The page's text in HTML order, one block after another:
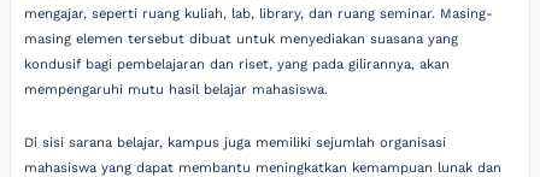
mengajar, seperti ruang kuliah, lab, library, dan ruang seminar. Masing-
masing elemen tersebut dibuat untuk menyediakan suasana yang
kondusif bagi pembelajaran dan riset, yang pada gilirannya, akan
mempengaruhi mutu hasil belajar mahasiswa.
Di sisi sarana belajar, kampus juga memiliki sejumlah organisasi
mahasiswa yang dapat membantu meningkatkan kemampuan lunak dan